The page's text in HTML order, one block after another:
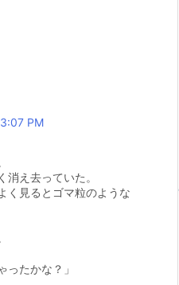
PM
え去っていた。
く見るとゴマ粒のような
ったかな？」